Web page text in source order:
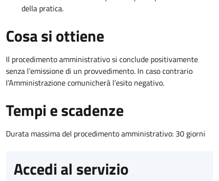
della pratica.
Cosa si ottiene
Il procedimento amministrativo si conclude positivamente
senza l’emissione di un provvedimento. In caso contrario
l’Amministrazione comunicherà l’esito negativo.
Tempi e scadenze
Durata massima del procedimento amministrativo: 30 giorni
Accedi al servizio